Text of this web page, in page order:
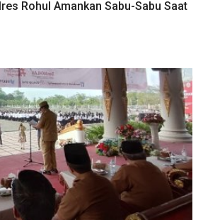
Rohul Amankan Sabu-Sabu Saat